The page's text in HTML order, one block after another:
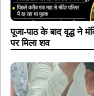
पूजा-पाठ के बाद वृद्ध ने
पर मिला शव